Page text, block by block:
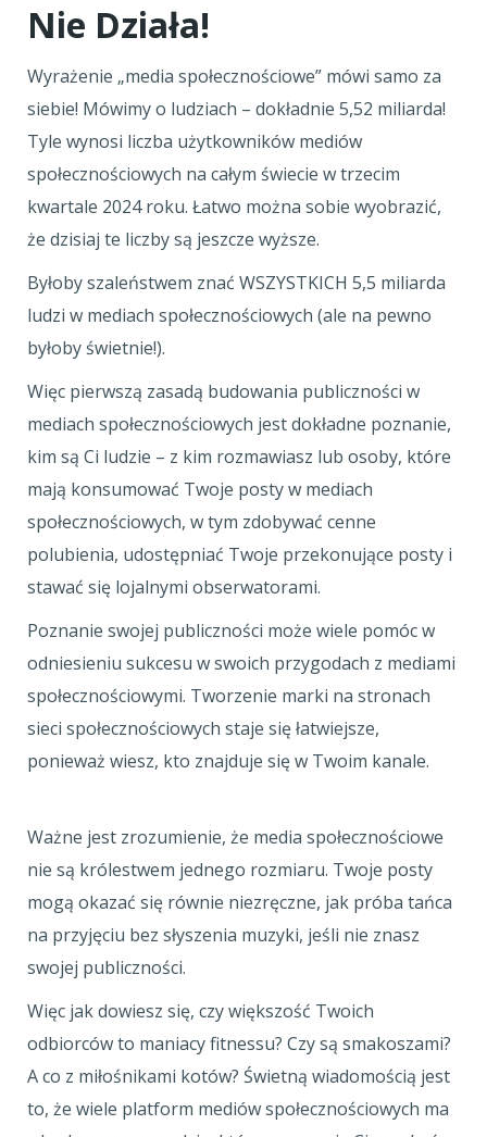
Nie Działa!
Wyrażenie „media społecznościowe” mówi samo za
siebie! Mówimy o ludziach – dokładnie 5,52 miliarda!
Tyle wynosi liczba użytkowników mediów
społecznościowych na całym świecie w trzecim
kwartale 2024 roku. Łatwo można sobie wyobrazić,
że dzisiaj te liczby są jeszcze wyższe.
Byłoby szaleństwem znać WSZYSTKICH 5,5 miliarda
ludzi w mediach społecznościowych (ale na pewno
byłoby świetnie!).
Więc pierwszą zasadą budowania publiczności w
mediach społecznościowych jest dokładne poznanie,
kim są Ci ludzie – z kim rozmawiasz lub osoby, które
mają konsumować Twoje posty w mediach
społecznościowych, w tym zdobywać cenne
polubienia, udostępniać Twoje przekonujące posty i
stawać się lojalnymi obserwatorami.
Poznanie swojej publiczności może wiele pomóc w
odniesieniu sukcesu w swoich przygodach z mediami
społecznościowymi. Tworzenie marki na stronach
sieci społecznościowych staje się łatwiejsze,
ponieważ wiesz, kto znajduje się w Twoim kanale.
Ważne jest zrozumienie, że media społecznościowe
nie są królestwem jednego rozmiaru. Twoje posty
mogą okazać się równie niezręczne, jak próba tańca
na przyjęciu bez słyszenia muzyki, jeśli nie znasz
swojej publiczności.
Więc jak dowiesz się, czy większość Twoich
odbiorców to maniacy fitnessu? Czy są smakoszami?
A co z miłośnikami kotów? Świetną wiadomością jest
to, że wiele platform mediów społecznościowych ma